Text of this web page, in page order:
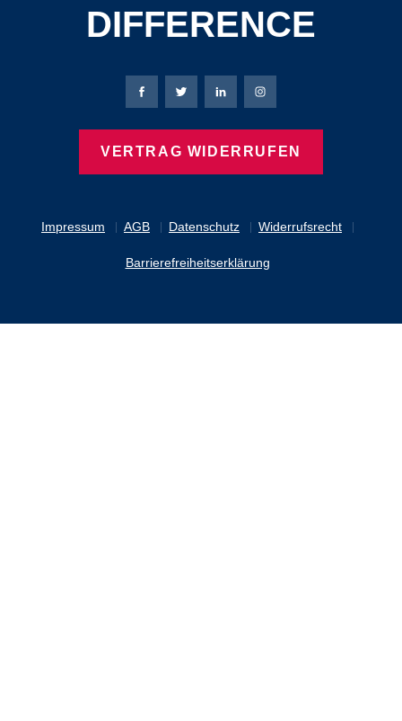
DIFFERENCE
Impressum AGB Datenschutz Widerrufsrecht
Barrierefreiheitserklärung
Bierbaum-Proenen Facebook-Seite
Bierbaum-Proenen Twitter Seite
Bierbaum-Proenen LinkedIn
Bierbaum-Proenen
VERTRAG WIDERRUFEN